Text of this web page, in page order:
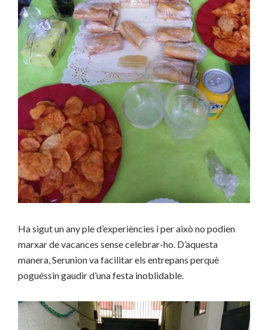
Ha sigut un any ple d’experiències i per això no podien
marxar de vacances sense celebrar-ho. D’aquesta
manera, Serunion va facilitar els entrepans perquè
poguéssin gaudir d’una festa inoblidable.